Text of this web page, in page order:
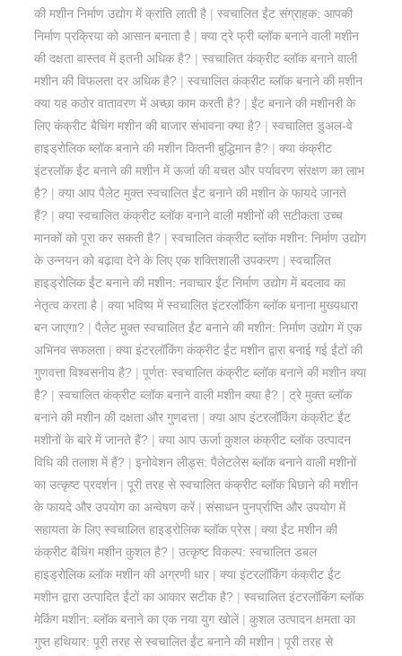
की मशीन निर्माण उद्योग में क्रांति लाती है |स्वचालित ईंट संग्राहक: आपकी
निर्माण प्रक्रिया को आसान बनाता है |क्या ट्रे फ्री ब्लॉक बनाने वाली मशीन
की दक्षता वास्तव में इतनी अधिक है? |स्वचालित कंक्रीट ब्लॉक बनाने वाली
मशीन की विफलता दर अधिक है? |स्वचालित कंक्रीट ब्लॉक बनाने की मशीन
क्या यह कठोर वातावरण में अच्छा काम करती है? |ईंट बनाने की मशीनरी के
लिए कंक्रीट बैचिंग मशीन की बाजार संभावना क्या है? |स्वचालित डुअल-वे
हाइड्रोलिक ब्लॉक बनाने की मशीन कितनी बुद्धिमान है? |क्या कंक्रीट
इंटरलॉक ईंट बनाने की मशीन में ऊर्जा की बचत और पर्यावरण संरक्षण का लाभ
है? |क्या आप पैलेट मुक्त स्वचालित ईंट बनाने की मशीन के फायदे जानते
हैं? |क्या स्वचालित कंक्रीट ब्लॉक बनाने वाली मशीनों की सटीकता उच्च
मानकों को पूरा कर सकती है? |स्वचालित कंक्रीट ब्लॉक मशीन: निर्माण उद्योग
के उन्नयन को बढ़ावा देने के लिए एक शक्तिशाली उपकरण |स्वचालित
हाइड्रोलिक ईंट बनाने की मशीन: नवाचार ईंट निर्माण उद्योग में बदलाव का
नेतृत्व करता है |क्या भविष्य में स्वचालित इंटरलॉकिंग ब्लॉक बनाना मुख्यधारा
बन जाएगा? |पैलेट मुक्त स्वचालित ईंट बनाने की मशीन: निर्माण उद्योग में एक
अभिनव सफलता |क्या इंटरलॉकिंग कंक्रीट ईंट मशीन द्वारा बनाई गई ईंटों की
गुणवत्ता विश्वसनीय है? |पूर्णतः स्वचालित कंक्रीट ब्लॉक बनाने की मशीन क्या
है? |स्वचालित कंक्रीट ब्लॉक बनाने वाली मशीन क्या है? |ट्रे मुक्त ब्लॉक
बनाने की मशीन की दक्षता और गुणवत्ता |क्या आप इंटरलॉकिंग कंक्रीट ईंट
मशीनों के बारे में जानते हैं? |क्या आप ऊर्जा कुशल कंक्रीट ब्लॉक उत्पादन
विधि की तलाश में हैं? |इनोवेशन लीड्स: पैलेटलेस ब्लॉक बनाने वाली मशीनों
का उत्कृष्ट प्रदर्शन |पूरी तरह से स्वचालित कंक्रीट ब्लॉक बिछाने की मशीन
के फायदे और उपयोग का अन्वेषण करें |संसाधन पुनर्प्राप्ति और उपयोग में
सहायता के लिए स्वचालित हाइड्रोलिक ब्लॉक प्रेस|क्या ईंट मशीन की
कंक्रीट बैचिंग मशीन कुशल है? |उत्कृष्ट विकल्प: स्वचालित डबल
हाइड्रोलिक ब्लॉक मशीन की अग्रणी धार |क्या इंटरलॉकिंग कंक्रीट ईंट
मशीन द्वारा उत्पादित ईंटों का आकार सटीक है? |स्वचालित इंटरलॉकिंग ब्लॉक
मेकिंग मशीन: ब्लॉक बनाने का एक नया युग खोलें |कुशल उत्पादन क्षमता का
गुप्त हथियार: पूरी तरह से स्वचालित ईंट बनाने की मशीन |पूरी तरह से